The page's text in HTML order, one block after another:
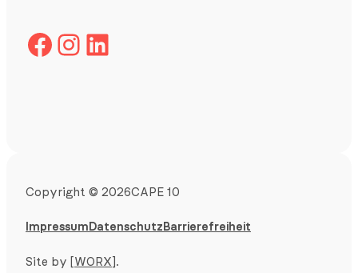
Facebook Instagram LinkedIn
Copyright © 2026CAPE 10
Impressum Datenschutz Barrierefreiheit
Site by [WORX] .